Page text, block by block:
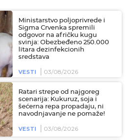
Ministarstvo poljoprivrede i
Sigma Crvenka spremili
odgovor na afričku kugu
svinja: Obezbeđeno 250.000
litara dezinfekcionih
sredstava
VESTI 03/08/2026
Ratari strepe od najgoreg
scenarija: Kukuruz, soja i
šećerna repa propadaju, ni
navodnjavanje ne pomaže!
VESTI 03/08/2026